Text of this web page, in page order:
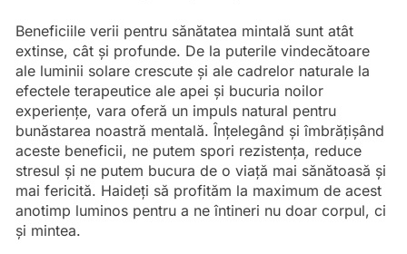
Beneficiile verii pentru sănătatea mintală sunt atât
extinse, cât și profunde. De la puterile vindecătoare
ale luminii solare crescute și ale cadrelor naturale la
efectele terapeutice ale apei și bucuria noilor
experiențe, vara oferă un impuls natural pentru
bunăstarea noastră mentală. Înțelegând și îmbrățișând
aceste beneficii, ne putem spori rezistența, reduce
stresul și ne putem bucura de o viață mai sănătoasă și
mai fericită. Haideți să profităm la maximum de acest
anotimp luminos pentru a ne întineri nu doar corpul, ci
și mintea.